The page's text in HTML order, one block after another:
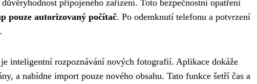
připojeného zařízení. Toto bezpečnostní opatření
pouze autorizovaný počítač. Po odemknutí telefonu a potvrzení
inteligentní rozpoznávání nových fotografií. Aplikace dokáže
a nabídne import pouze nového obsahu. Tato funkce šetří čas a